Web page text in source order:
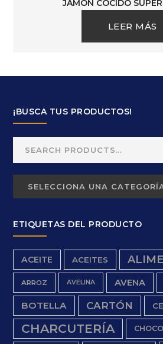
JAMÓN COCIDO
LEER MÁS
¡BUSCA TUS PRODUCTOS!
ETIQUETAS DEL PRODUCTO
ACEITE ACEITES
ARROZ AVELINA AVENA
BOTELLA CARTÓN
CHARCUTERÍA